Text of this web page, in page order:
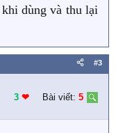
dùng và thu lại
#3
3 ❤︎ Bài viết: 5